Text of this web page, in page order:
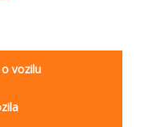
vozilu